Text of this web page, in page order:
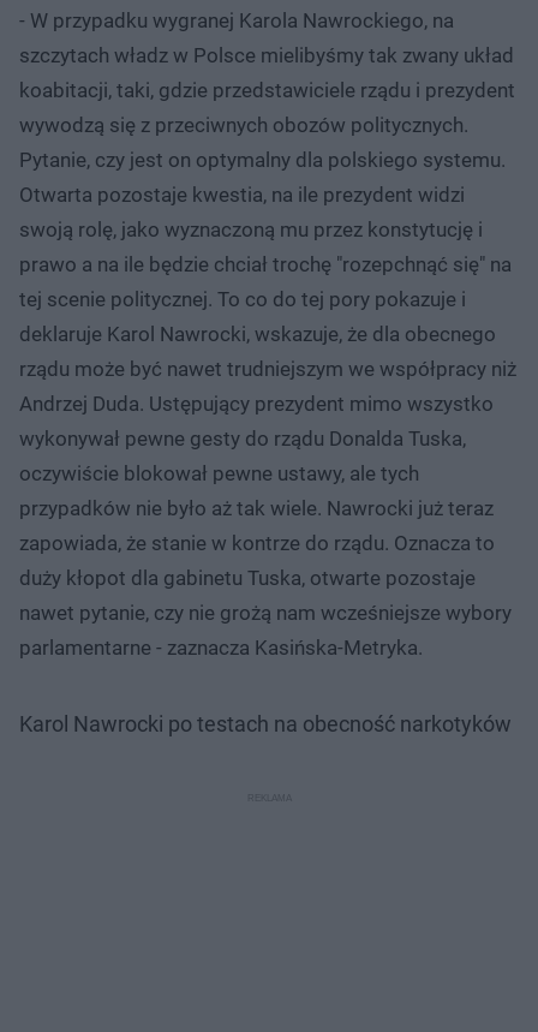
- W przypadku wygranej Karola Nawrockiego, na
szczytach władz w Polsce mielibyśmy tak zwany układ
koabitacji, taki, gdzie przedstawiciele rządu i prezydent
wywodzą się z przeciwnych obozów politycznych.
Pytanie, czy jest on optymalny dla polskiego systemu.
Otwarta pozostaje kwestia, na ile prezydent widzi
swoją rolę, jako wyznaczoną mu przez konstytucję i
prawo a na ile będzie chciał trochę "rozepchnąć się" na
tej scenie politycznej. To co do tej pory pokazuje i
deklaruje Karol Nawrocki, wskazuje, że dla obecnego
rządu może być nawet trudniejszym we współpracy niż
Andrzej Duda. Ustępujący prezydent mimo wszystko
wykonywał pewne gesty do rządu Donalda Tuska,
oczywiście blokował pewne ustawy, ale tych
przypadków nie było aż tak wiele. Nawrocki już teraz
zapowiada, że stanie w kontrze do rządu. Oznacza to
duży kłopot dla gabinetu Tuska, otwarte pozostaje
nawet pytanie, czy nie grożą nam wcześniejsze wybory
parlamentarne - zaznacza Kasińska-Metryka.
Karol Nawrocki po testach na obecność narkotyków